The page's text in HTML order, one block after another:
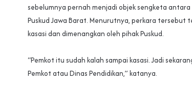
sebelumnya pernah menjadi objek sengketa
Puskud Jawa Barat. Menurutnya, perkara tersebut
kasasi dan dimenangkan oleh pihak Puskud.
‎“Pemkot itu sudah kalah sampai kasasi. Jadi
Pemkot atau Dinas Pendidikan,” katanya.